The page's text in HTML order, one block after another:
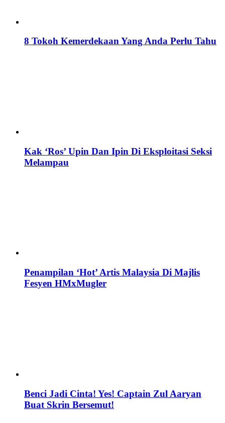
8 Tokoh Kemerdekaan Yang Anda Perlu Tahu
Kak ‘Ros’ Upin Dan Ipin Di Eksploitasi Seksi
Melampau
Penampilan ‘Hot’ Artis Malaysia Di Majlis
Fesyen HMxMugler
Benci Jadi Cinta! Yes! Captain Zul Aaryan
Buat Skrin Bersemut!